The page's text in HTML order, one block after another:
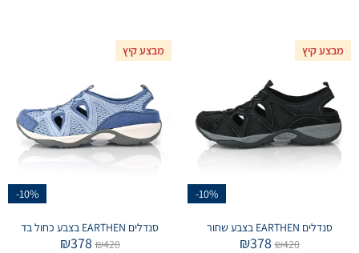
מבצע קיץ
-10%
סנדלים EARTHEN בצבע שחור
₪420
₪378
מבצע קיץ
-10%
סנדלים EARTHEN בצבע כחול בד
₪420
₪378